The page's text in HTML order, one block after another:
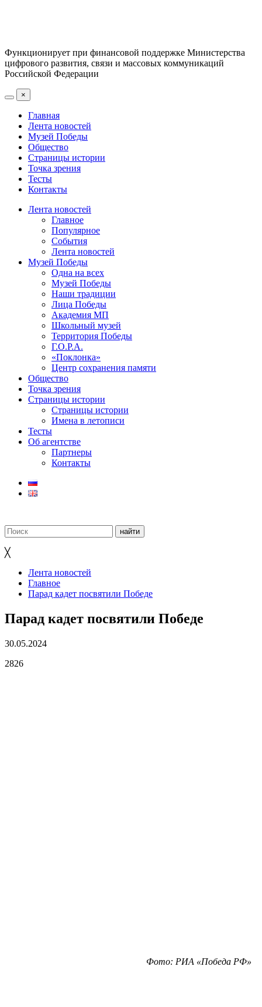
Функционирует при финансовой поддержке Министерства
цифрового развития, связи и массовых коммуникаций
Российской Федерации
×
Главная
Лента новостей
Музей Победы
Общество
Страницы истории
Точка зрения
Тесты
Контакты
Лента новостей
Главное
Популярное
События
Лента новостей
Музей Победы
Одна на всех
Музей Победы
Наши традиции
Лица Победы
Академия МП
Школьный музей
Территория Победы
Г.О.Р.А.
«Поклонка»
Центр сохранения памяти
Общество
Точка зрения
Страницы истории
Страницы истории
Имена в летописи
Тесты
Об агентстве
Партнеры
Контакты
╳
Лента новостей
Главное
Парад кадет посвятили Победе
Парад кадет посвятили Победе
30.05.2024
2826
Фото: РИА «Победа РФ»